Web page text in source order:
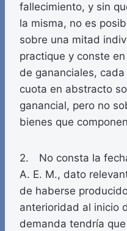
fallecimiento, y sin
la misma, no es
sobre una mitad
practique y conste
de gananciales,
cuota en abstracto
ganancial, pero no
bienes que
2. No consta la
A. E. M., dato
de haberse
anterioridad al inicio
demanda tendría